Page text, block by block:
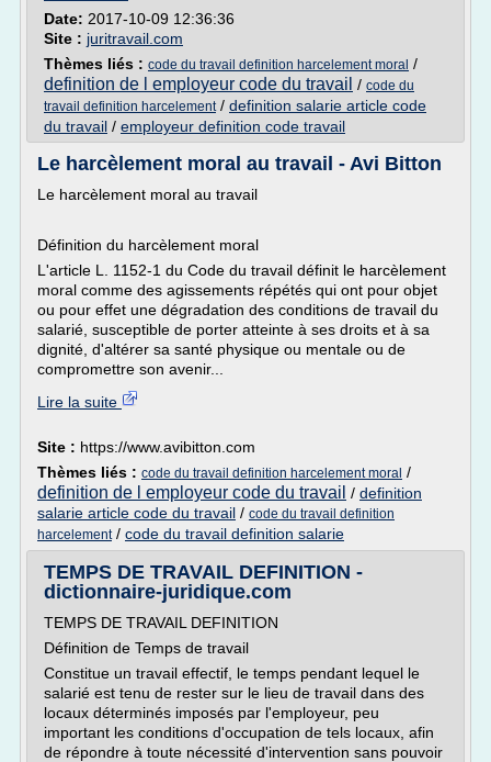
Date: 2017-10-09 12:36:36
Site : juritravail.com
Thèmes liés : code du travail definition harcelement moral /
definition de l employeur code du travail / code du
travail definition harcelement/ definition salarie article code
du travail / employeur definition code travail
Le harcèlement moral au travail - Avi Bitton
Le harcèlement moral au travail
Définition du harcèlement moral
L'article L. 1152-1 du Code du travail définit le harcèlement
moral comme des agissements répétés qui ont pour objet
ou pour effet une dégradation des conditions de travail du
salarié, susceptible de porter atteinte à ses droits et à sa
dignité, d'altérer sa santé physique ou mentale ou de
compromettre son avenir...
Lire la suite
Site : https://www.avibitton.com
Thèmes liés : code du travail definition harcelement moral /
definition de l employeur code du travail / definition
salarie article code du travail / code du travail definition
harcelement/ code du travail definition salarie
TEMPS DE TRAVAIL DEFINITION -
dictionnaire-juridique.com
TEMPS DE TRAVAIL DEFINITION
Définition de Temps de travail
Constitue un travail effectif, le temps pendant lequel le
salarié est tenu de rester sur le lieu de travail dans des
locaux déterminés imposés par l'employeur, peu
important les conditions d'occupation de tels locaux, afin
de répondre à toute nécessité d'intervention sans pouvoir